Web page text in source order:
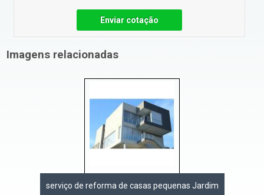
Enviar cotação
Imagens relacionadas
serviço de reforma de casas pequenas Jardim